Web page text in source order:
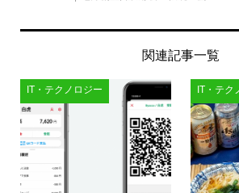
関連記事一覧
IT・テクノロジー IT・テク